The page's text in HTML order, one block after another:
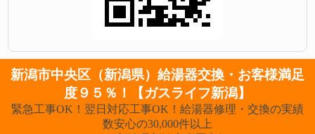
新潟市中央区（新潟県）給湯器交換・お客様満足
度９５％！【ガスライフ新潟】
緊急工事OK！翌日対応工事OK！給湯器修理・交換の実績
数安心の30,000件以上